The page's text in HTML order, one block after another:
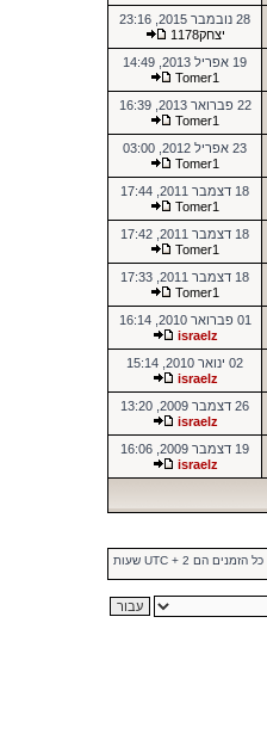
28 נובמבר 2015, 23:16
יצחק1178
19 אפריל 2013, 14:49
Tomer1
22 פברואר 2013, 16:39
Tomer1
23 אפריל 2012, 03:00
Tomer1
18 דצמבר 2011, 17:44
Tomer1
18 דצמבר 2011, 17:42
Tomer1
18 דצמבר 2011, 17:33
Tomer1
01 פברואר 2010, 16:14
israelz
02 ינואר 2010, 15:14
israelz
26 דצמבר 2009, 13:20
israelz
19 דצמבר 2009, 16:06
israelz
כל הזמנים הם UTC + 2 שעות